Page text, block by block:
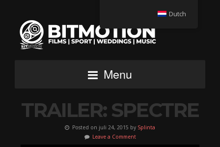
Menu
TRAILER: SPECTRE
Posted on juli 24, 2015 by Splinta
Leave a Comment
Dutch